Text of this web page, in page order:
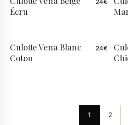
Écru
Culotte Vena Blanc
Coton
24€
1 2